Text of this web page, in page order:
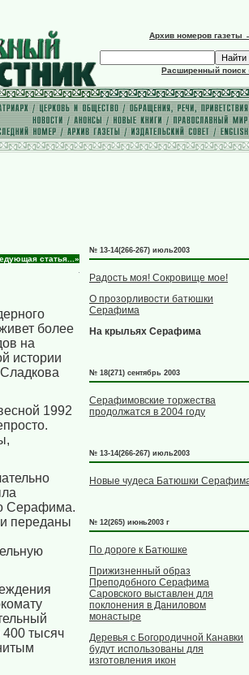
Архив номеров газеты
Расширенный поиск
статья...»
более
на
истории
1992
Серафима.
переданы
тысяч
№ 13-14(266-267) июль2003
Радость моя! Сокровище мое!
О прозорливости батюшки
Серафима
На крыльях Серафима
№ 18(271) сентябрь 2003
Серафимовские торжества
продолжатся в 2004 году
№ 13-14(266-267) июль2003
Новые чудеса Батюшки
№ 12(265) июнь2003 г
По дороге к Батюшке
Прижизненный образ
Преподобного Серафима
Саровского выставлен для
поклонения в Даниловом
монастыре
Деревья с Богородичной Канавки
будут использованы для
изготовления икон